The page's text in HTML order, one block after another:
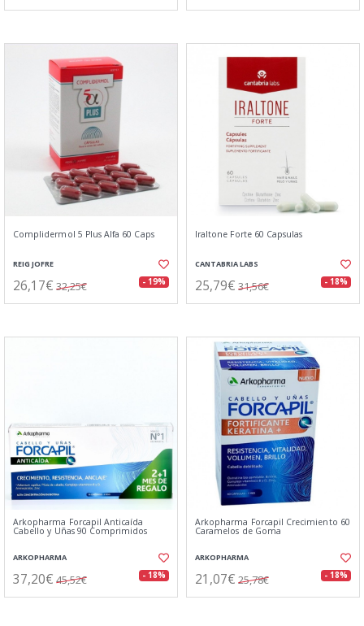
Complidermol 5 Plus Alfa 60 Caps
REIG JOFRE
26,17€ 32,25€ - 19%
Iraltone Forte 60 Capsulas
CANTABRIA LABS
25,79€ 31,56€ - 18%
Arkopharma Forcapil Anticaída
Cabello y Uñas 90 Comprimidos
ARKOPHARMA
37,20€ 45,52€ - 18%
Arkopharma Forcapil Crecimiento 60
Caramelos de Goma
ARKOPHARMA
21,07€ 25,78€ - 18%